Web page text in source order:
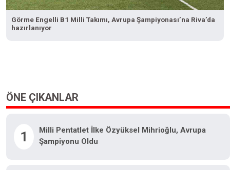
Görme Engelli B1 Milli Takımı, Avrupa Şampiyonası’na Riva’da
hazırlanıyor
ÖNE ÇIKANLAR
1
Milli Pentatlet İlke Özyüksel Mihrioğlu, Avrupa
Şampiyonu Oldu